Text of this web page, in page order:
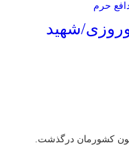
شهید
کشورمان درگذشت.